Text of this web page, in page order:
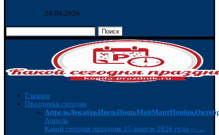
24.04.2026
Поиск
Главная
Праздники сегодня
АпрельДекабрьИюльИюньМайМартНоябрь
Апрель
Какой сегодня праздник 25 апреля 2026 года —...